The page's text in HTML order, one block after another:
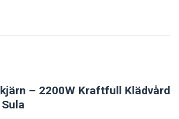
– 2200W Kraftfull Klädvård